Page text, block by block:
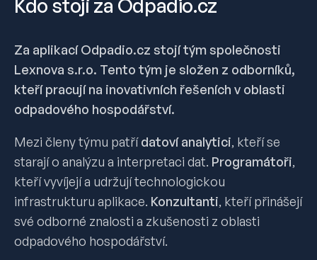
Kdo stojí za Odpadio.cz
Za aplikací Odpadio.cz stojí tým společnosti
Lexnova s.r.o. Tento tým je složen z odborníků,
kteří pracují na inovativních řešeních v oblasti
odpadového hospodářství.
Mezi členy týmu patřídatoví analytici, kteří se
starají o analýzu a interpretaci dat. Programátoři,
kteří vyvíjejí a udržují technologickou
infrastrukturu aplikace. Konzultanti, kteří přinášejí
své odborné znalosti a zkušenosti z oblasti
odpadového hospodářství.